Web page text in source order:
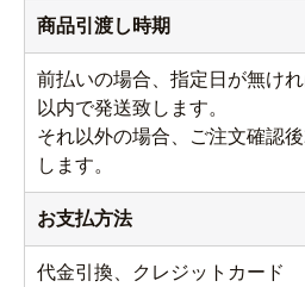
商品引渡し時期
前払いの場合、指定日が無け
以内で発送致します。
それ以外の場合、ご注文確認
します。
お支払方法
代金引換、クレジットカード